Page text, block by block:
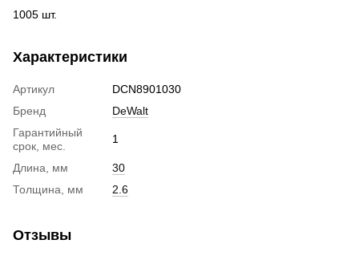
1005 шт.
Характеристики
Артикул
DCN8901030
Бренд
DeWalt
Гарантийный
срок, мес.
1
Длина, мм
30
Толщина, мм
2.6
Отзывы